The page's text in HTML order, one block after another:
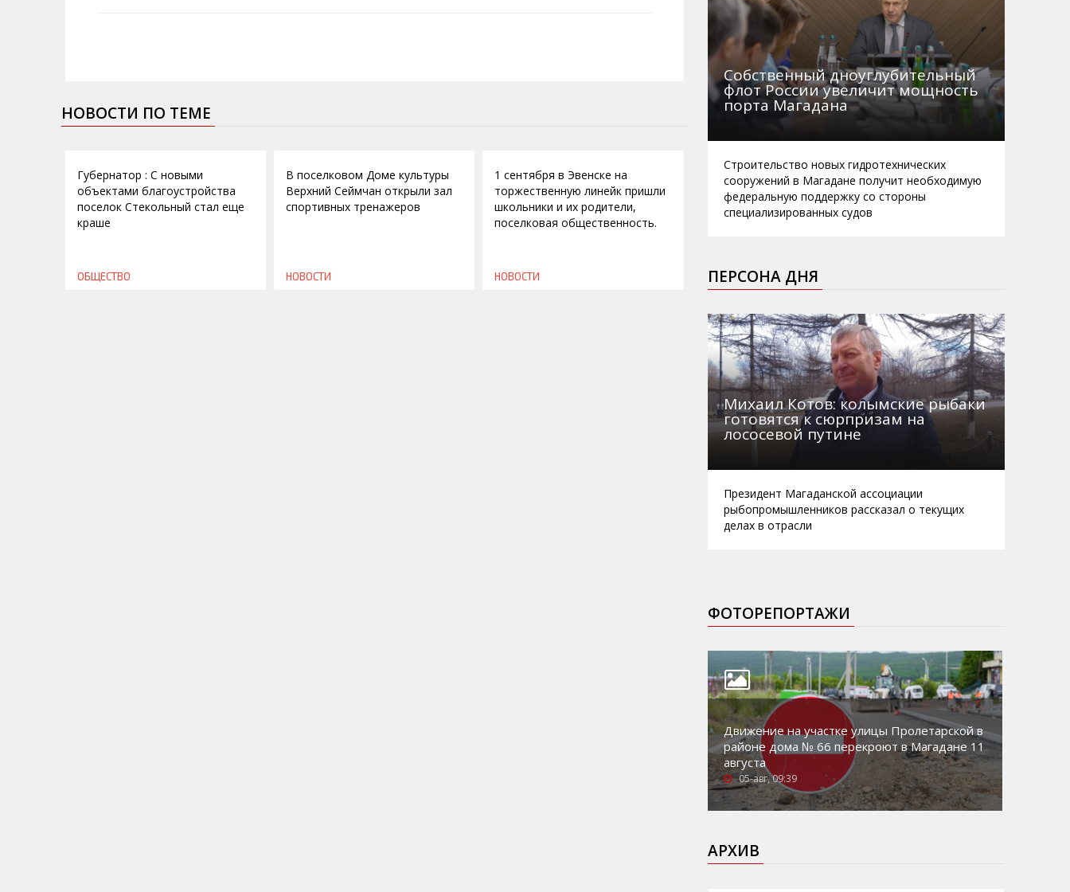
НОВОСТИ ПО ТЕМЕ
Губернатор : С новыми
объектами благоустройства
поселок Стекольный стал еще
краше
ОБЩЕСТВО
В поселковом Доме культуры
Верхний Сеймчан открыли зал
спортивных тренажеров
НОВОСТИ
1 сентября в Эвенске на
торжественную линейк пришли
школьники и их родители,
поселковая общественность.
НОВОСТИ
Собственный дноуглубительный
флот России увеличит мощность
порта Магадана
Строительство новых гидротехнических
сооружений в Магадане получит необходимую
федеральную поддержку со стороны
специализированных судов
ПЕРСОНА ДНЯ
Михаил Котов: колымские рыбаки
готовятся к сюрпризам на
лососевой путине
Президент Магаданской ассоциации
рыбопромышленников рассказал о текущих
делах в отрасли
ФОТОРЕПОРТАЖИ
Движение на участке улицы Пролетарской в
районе дома № 66 перекроют в Магадане 11
августа
05-авг, 09:39
АРХИВ